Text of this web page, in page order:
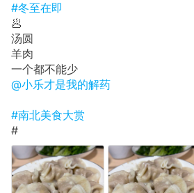
#冬至在即
🥟
汤圆
羊肉
一个都不能少
@小乐才是我的解药
#南北美食大赏
#